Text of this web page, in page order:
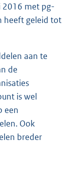
2016 met pg-
heeft geleid tot
aan te
de
is wel
een
Ook
breder